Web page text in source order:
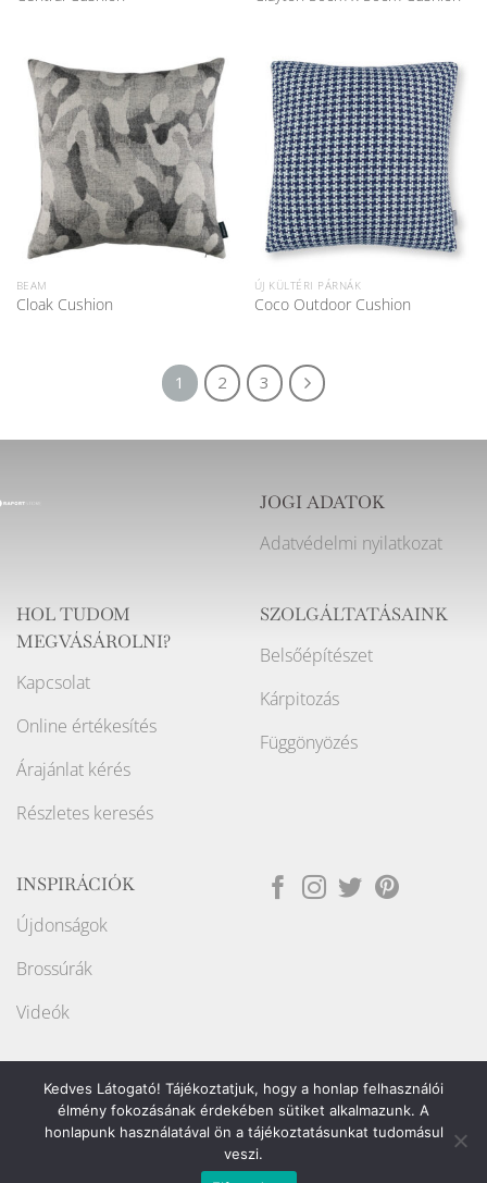
BEAM
Cloak Cushion
ÚJ KÜLTÉRI PÁRNÁK
Coco Outdoor Cushion
1 2 3
JOGI ADATOK
Adatvédelmi nyilatkozat
HOL TUDOM
MEGVÁSÁROLNI?
Kapcsolat
Online értékesítés
Árajánlat kérés
Részletes keresés
SZOLGÁLTATÁSAINK
Belsőépítészet
Kárpitozás
Függönyözés
INSPIRÁCIÓK
Újdonságok
Brossúrák
Videók
Weboldalt készítette:
Kedves Látogató! Tájékoztatjuk, hogy a honlap felhasználói
élmény fokozásának érdekében sütiket alkalmazunk. A
honlapunk használatával ön a tájékoztatásunkat tudomásul
veszi.